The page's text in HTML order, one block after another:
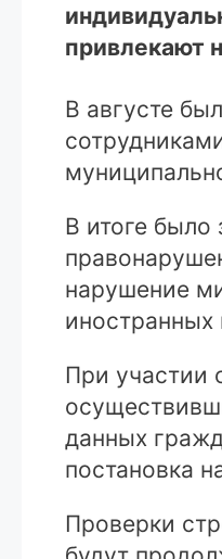
привлекают
В августе
В итоге было
нарушение
иностранных
При участии
данных
постановка
Проверки